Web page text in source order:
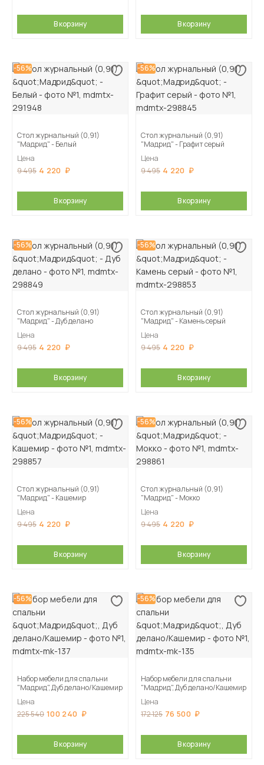
В корзину В корзину
-56%
Стол журнальный (0,91)
"Мадрид" - Белый
Цена
9 495 4 220
В корзину
-56%
Стол журнальный (0,91)
"Мадрид" - Графит серый
Цена
9 495 4 220
В корзину
-56%
Стол журнальный (0,91)
"Мадрид" - Дуб делано
Цена
9 495 4 220
В корзину
-56%
Стол журнальный (0,91)
"Мадрид" - Камень серый
Цена
9 495 4 220
В корзину
-56%
Стол журнальный (0,91)
"Мадрид" - Кашемир
Цена
9 495 4 220
В корзину
-56%
Стол журнальный (0,91)
"Мадрид" - Мокко
Цена
9 495 4 220
В корзину
-56%
Набор мебели для спальни
"Мадрид", Дуб делано/Кашемир
Цена
225 540 100 240
В корзину
-56%
Набор мебели для спальни
"Мадрид", Дуб делано/Кашемир
Цена
172 125 76 500
В корзину